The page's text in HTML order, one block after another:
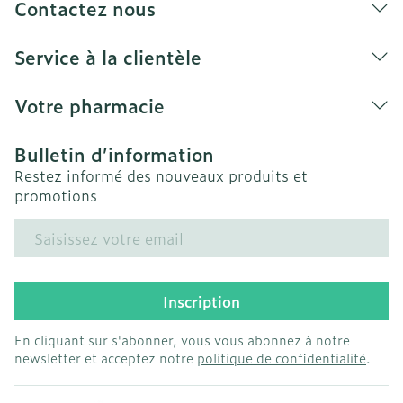
endommager les bas.
d'une mauvaise utilisation ou d'une
Contactez nous
Service à la clientèle
Votre pharmacie
Bulletin d’information
Restez informé des nouveaux produits et
promotions
Adresse mail
Inscription
En cliquant sur s'abonner, vous vous abonnez à notre
newsletter et acceptez notre politique de confidentialité.